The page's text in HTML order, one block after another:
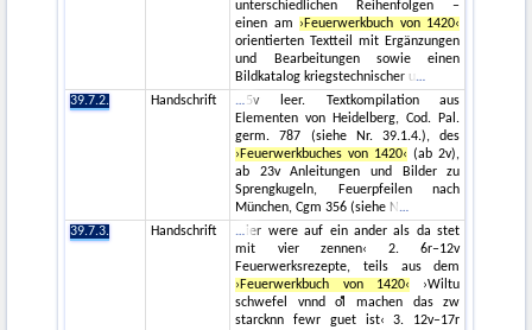
unterschiedlichen Reihenfolgen –
einen am ›Feuerwerkbuch von 1420‹
orientierten Textteil mit Ergänzungen
und Bearbeitungen sowie einen
Bildkatalog kriegstechnischer u
39.7.2.
Handschrift
5v leer. Textkompilation aus
Elementen von Heidelberg, Cod. Pal.
germ. 787 (siehe Nr. 39.1.4.), des
›Feuerwerkbuches von 1420‹ (ab 2v),
ab 23v Anleitungen und Bilder zu
Sprengkugeln, Feuerpfeilen nach
München, Cgm 356 (siehe N
39.7.3.
Handschrift
ier were auf ein ander als da stet
mit vier zennen‹ 2. 6r–12v
Feuerwerksrezepte, teils aus dem
›Feuerwerkbuch von 1420‹ ›Wiltu
schwefel vnnd oͤl machen das zw
starcknn fewr guet ist‹ 3. 12v–17r